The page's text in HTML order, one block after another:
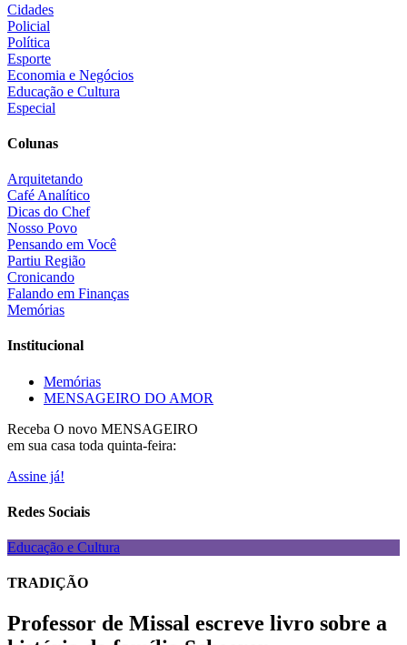
Cidades
Policial
Política
Esporte
Economia e Negócios
Educação e Cultura
Especial
Colunas
Arquitetando
Café Analítico
Dicas do Chef
Nosso Povo
Pensando em Você
Partiu Região
Cronicando
Falando em Finanças
Memórias
Institucional
Memórias
MENSAGEIRO DO AMOR
Receba O novo MENSAGEIRO
em sua casa toda quinta-feira:
Assine já!
Redes Sociais
Educação e Cultura
TRADIÇÃO
Professor de Missal escreve livro sobre a